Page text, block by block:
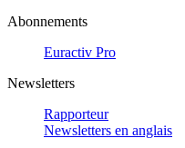
Abonnements
Euractiv Pro
Newsletters
Rapporteur
Newsletters en anglais